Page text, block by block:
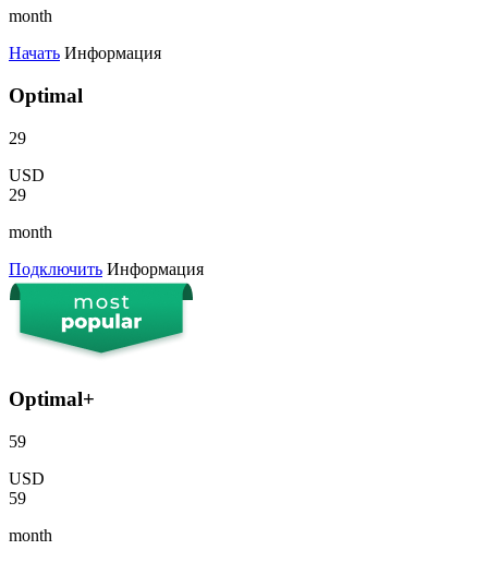
month
Начать Информация
Optimal
29
USD
29
month
Подключить Информация
Optimal+
59
USD
59
month